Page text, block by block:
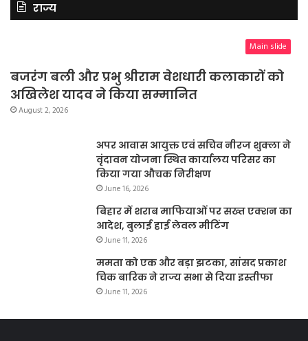
राज्य
Main slide
बजरंग बली और प्रभु श्रीराम वेशधारी कलाकारों को
अखिलेश यादव ने किया सम्मानित
August 2, 2026
अपर आवास आयुक्त एवं सचिव नीरज शुक्ला ने
वृंदावन योजना स्थित कार्यालय परिसर का
किया गया औचक निरीक्षण
June 16, 2026
बिहार में शराब माफियाओं पर सख्त एक्शन का
आदेश, बुलाई हाई लेवल मीटिंग
June 11, 2026
ममता को एक और बड़ा झटका, सांसद प्रकाश
चिक बारिक ने राज्य सभा से दिया इस्तीफा
June 11, 2026